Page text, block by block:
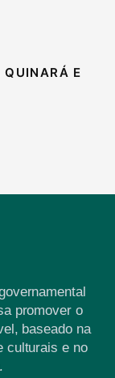
E
promover o
baseado na
culturais e no